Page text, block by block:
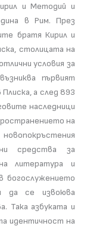
и Методий и
в Рим. През
братя Кирил и
столицата на
условия за
първият
а след 893
наследници
на
средства за
литература и
богослужението
да се извоюва
Така азбуката и
идентичност на